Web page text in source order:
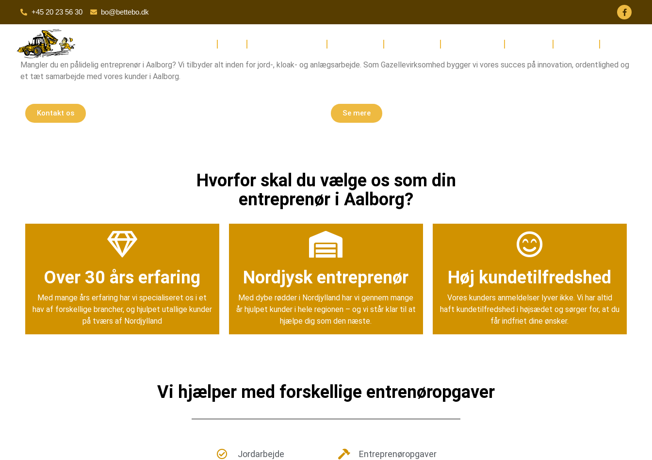
+45 20 23 56 30 bo@bettebo.dk
Mangler du en pålidelig entreprenør i Aalborg? Vi tilbyder alt inden for jord-, kloak- og anlægsarbejde. Som Gazellevirksomhed bygger vi vores succes på innovation, ordentlighed og
et tæt samarbejde med vores kunder i Aalborg.
Kontakt os Se mere
Hvorfor skal du vælge os som din
entreprenør i Aalborg?
Over 30 års erfaring
Med mange års erfaring har vi specialiseret os i et
hav af forskellige brancher, og hjulpet utallige kunder
på tværs af Nordjylland
Nordjysk entreprenør
Med dybe rødder i Nordjylland har vi gennem mange
år hjulpet kunder i hele regionen – og vi står klar til at
hjælpe dig som den næste.
Høj kundetilfredshed
Vores kunders anmeldelser lyver ikke. Vi har altid
haft kundetilfredshed i højsædet og sørger for, at du
får indfriet dine ønsker.
Vi hjælper med forskellige entrenøropgaver
Jordarbejde
Entreprenøropgaver